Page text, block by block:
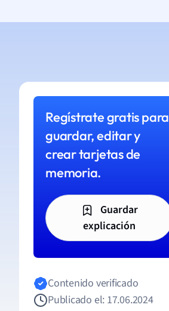
Regístrate gratis para
guardar, editar y
crear tarjetas de
memoria.
Guardar
explicación
Contenido verificado
Publicado el: 17.06.2024